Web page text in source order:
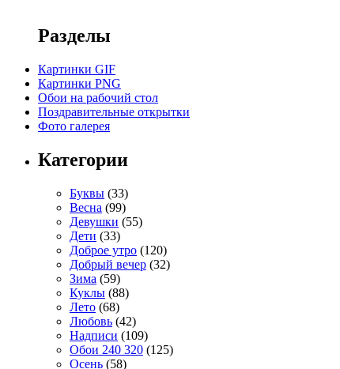
Разделы
Картинки GIF
Картинки PNG
Обои на рабочий стол
Поздравительные открытки
Фото галерея
Категории
Буквы (33)
Весна (99)
Девушки (55)
Дети (33)
Доброе утро (120)
Добрый вечер (32)
Зима (59)
Куклы (88)
Лето (68)
Любовь (42)
Надписи (109)
Обои 240 320 (125)
Осень (58)